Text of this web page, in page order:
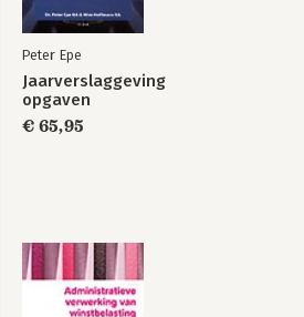
Jaarverslaggeving
Peter Epe
Jaarverslaggeving
opgaven
€ 65,95